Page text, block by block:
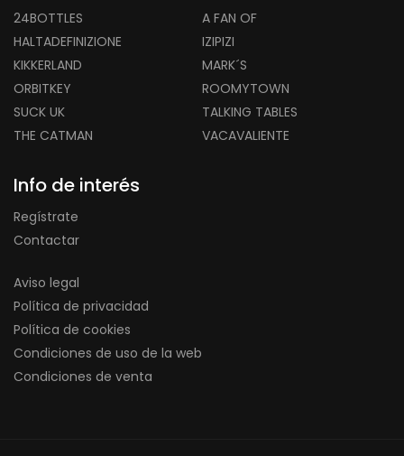
24BOTTLES
A FAN OF
HALTADEFINIZIONE
IZIPIZI
KIKKERLAND
MARK´S
ORBITKEY
ROOMYTOWN
SUCK UK
TALKING TABLES
THE CATMAN
VACAVALIENTE
Info de interés
Regístrate
Contactar
Aviso legal
Política de privacidad
Política de cookies
Condiciones de uso de la web
Condiciones de venta